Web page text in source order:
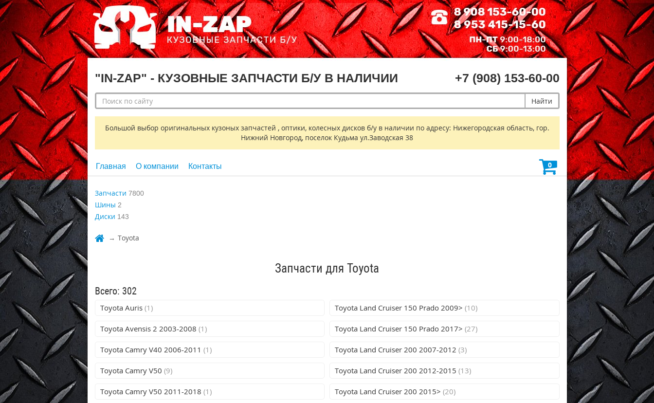
"IN-ZAP" - КУЗОВНЫЕ ЗАПЧАСТИ Б/У В НАЛИЧИИ +7 (908) 153-60-00
Найти
Большой выбор оригинальных кузоных запчастей , оптики, колесных дисков б/у в наличии по адресу: Нижегородская область, гор.
Нижний Новгород, поселок Кудьма ул.Заводская 38
Главная О компании Контакты 0
Запчасти 7800
Шины 2
Диски 143
Toyota
Запчасти для Toyota
Всего: 302
Toyota Auris (1)
Toyota Avensis 2 2003-2008 (1)
Toyota Camry V40 2006-2011 (1)
Toyota Camry V50 (9)
Toyota Camry V50 2011-2018 (1)
Toyota Land Cruiser 150 Prado 2009> (10)
Toyota Land Cruiser 150 Prado 2017> (27)
Toyota Land Cruiser 200 2007-2012 (3)
Toyota Land Cruiser 200 2012-2015 (13)
Toyota Land Cruiser 200 2015> (20)